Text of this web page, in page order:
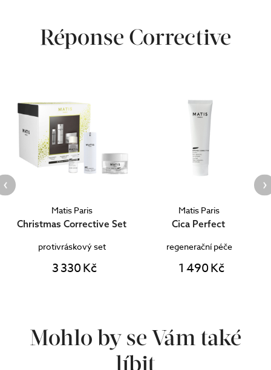
Réponse Corrective
Matis Paris
Christmas Corrective Set
protivráskový set
3 330 Kč
Matis Paris
Cica Perfect
regenerační péče
1 490 Kč
Mohlo by se Vám také
líbit